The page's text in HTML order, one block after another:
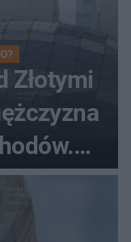
Złotymi
krąży po